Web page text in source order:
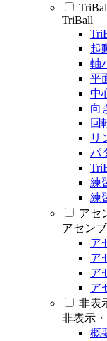
TriBall
起
軸
平
中
向
回
リ
パ
練
練
アセ
アセン
ア
ア
ア
ア
非表
非表示
概